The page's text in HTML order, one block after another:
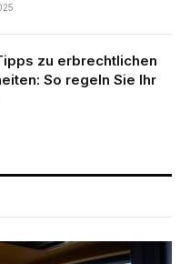
zu erbrechtlichen
So regeln Sie Ihr